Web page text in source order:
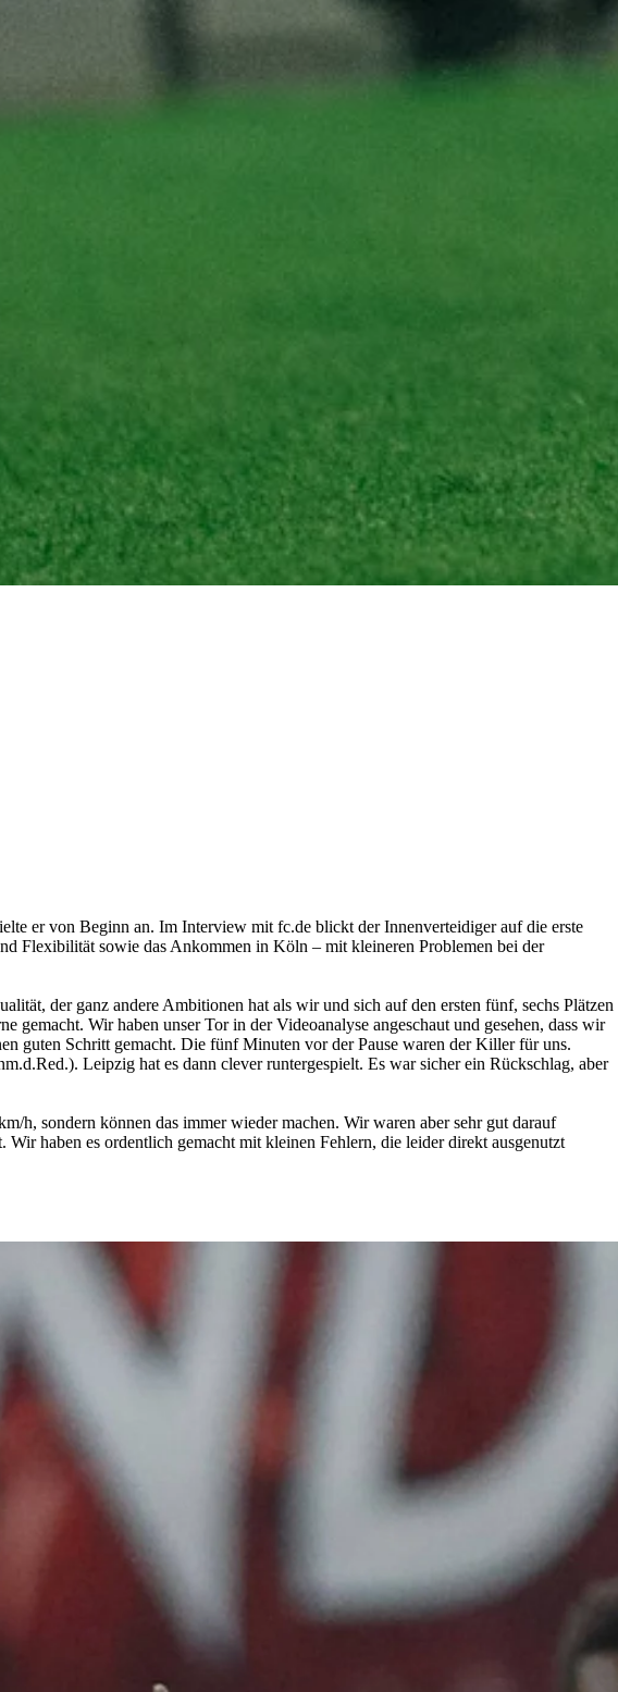
er von Beginn an. Im Interview mit fc.de blickt der Innenverteidiger auf die erste
Flexibilität sowie das Ankommen in Köln – mit kleineren Problemen bei der
der ganz andere Ambitionen hat als wir und sich auf den ersten fünf, sechs Plätzen
gemacht. Wir haben unser Tor in der Videoanalyse angeschaut und gesehen, dass wir
guten Schritt gemacht. Die fünf Minuten vor der Pause waren der Killer für uns.
Leipzig hat es dann clever runtergespielt. Es war sicher ein Rückschlag, aber
h, sondern können das immer wieder machen. Wir waren aber sehr gut darauf
haben es ordentlich gemacht mit kleinen Fehlern, die leider direkt ausgenutzt